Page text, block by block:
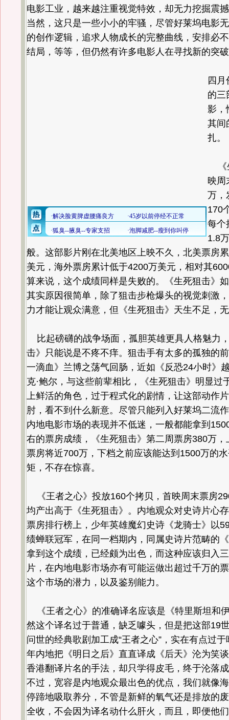
电影工业，越来越注重视觉特效，却无力挖掘震
当然，这只是一些小小的牢骚，尽管好莱坞电影
的创作逻辑，追求人物成长的完整曲线，安排必
结局，等等，但仍然有许多电影人在寻找新的突
四
的三
影，
其间
扎。
《
映周
万，
170
每个
1.8
般。这部影片刚在北美地区上映不久，北美票房
美元，海外票房累计低于4200万美元，相对其
算来说，这个成绩同样是失败的。《生死狙击》
其实原因很简单，除了狙击步枪爆头的视觉刺激
力才能让观众满意，但《生死狙击》天生不足，
比起磅礴的战争场面，孤胆英雄更具人格魅力
击》只能说是不疼不痒。狙击手有太多的孤独的
一滴血》兰博之荡气回肠，近如《反恐24小时》
克·鲍尔，与这些前辈相比，《生死狙击》明显过
上鲜活的角色，过于程式化的剧情，让这部动作
肘，看不到什么新意。尽管只能列入好莱坞二流
内地电影市场的表现并不低迷，一般都能拿到
右的票房成绩，《生死狙击》第二周票房380万，
票房将近700万，下档之前应该能达到1500万的
矩，不存在惊喜。
《王者之心》投放160个拷贝，首映周末票房
均产出高于《生死狙击》。内地观众对史诗片心
票房排行榜上，少年英雄魔幻史诗《龙骑士》以
绩蝉联冠军，在同一档期内，同属史诗片范畴的
拿到这个成绩，已经颇为出色，而这种应该归入
片，在内地电影市场亦有可能运做出超过千万的
这个市场的潜力，以及鉴别能力。
《王者之心》的准确译名应该是《特里斯坦和
然这个译名过于普通，缺乏噱头，但是把这部19
问世的经典歌剧加工成“王者之心”，实在有点过
年内地把《明日之后》直直译成《后天》沦为笑
香港翻译片名的手法，却只学得皮毛，终于沦落
不过，宽容是内地观众最出色的优点，我们就像
停蹄地吸取养分，不管是新鲜的氧气还是排放的
全收，不会因为译名动什么肝火，而且，即便他